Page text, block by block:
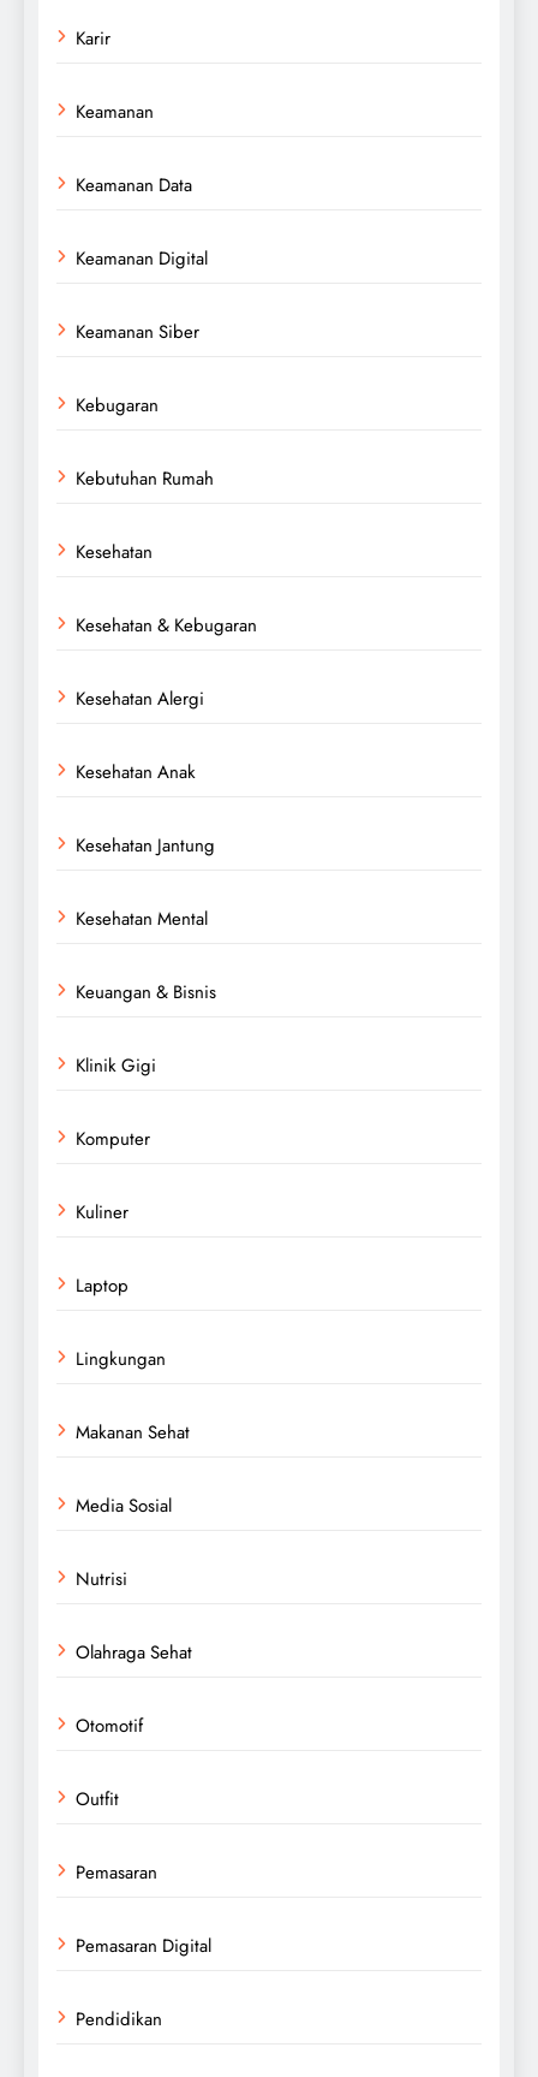
Karir
Keamanan
Keamanan Data
Keamanan Digital
Keamanan Siber
Kebugaran
Kebutuhan Rumah
Kesehatan
Kesehatan & Kebugaran
Kesehatan Alergi
Kesehatan Anak
Kesehatan Jantung
Kesehatan Mental
Keuangan & Bisnis
Klinik Gigi
Komputer
Kuliner
Laptop
Lingkungan
Makanan Sehat
Media Sosial
Nutrisi
Olahraga Sehat
Otomotif
Outfit
Pemasaran
Pemasaran Digital
Pendidikan